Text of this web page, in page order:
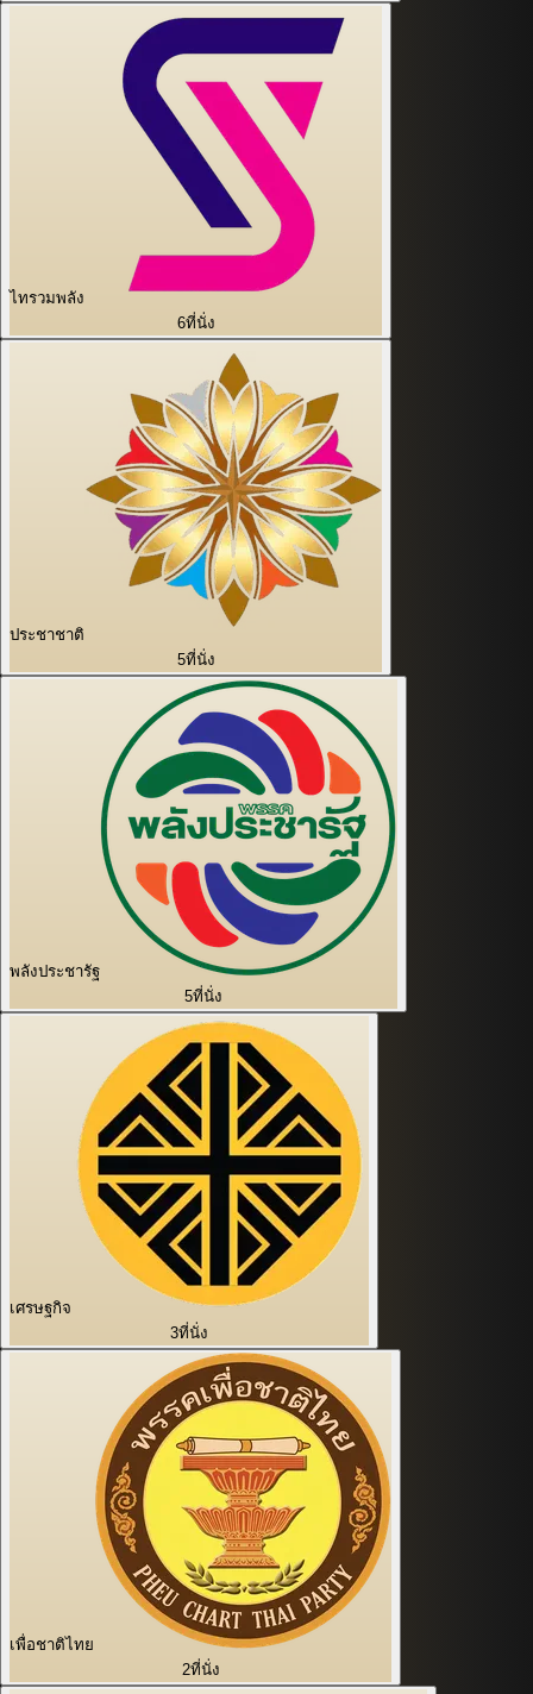
ไทรวมพลัง
6ที่นั่ง
ประชาชาติ
5ที่นั่ง
พลังประชารัฐ
5ที่นั่ง
เศรษฐกิจ
3ที่นั่ง
เพื่อชาติไทย
2ที่นั่ง